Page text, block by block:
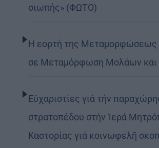
σιωπής» (ΦΩΤΟ)
Η εορτή της Μεταμορφώσεως
σε Μεταμόρφωση Μολάων και
Εὐχαριστίες γιά τήν
στρατοπέδου στήν Ἱερά
Καστορίας γιά κοινωφελῆ